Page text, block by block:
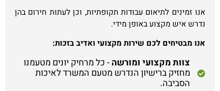
אנו זמינים לתיאום עבודות תקופתיות, וכן לעתות חירום בהן
נדרש איש מקצוע באופן מידי.
אנו מבטיחים לכם שירות מקצועי ואדיב בזכות:
צוות מקצועי ומורשה- כל מרחיק יונים מטעמנו
מחזיק ברישיון הנדרש מטעם המשרד לאיכות
הסביבה.